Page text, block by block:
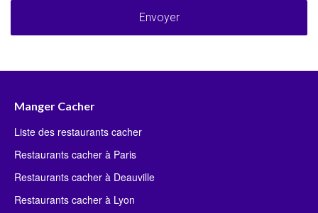
Envoyer
Manger Cacher
Liste des restaurants cacher
Restaurants cacher à Paris
Restaurants cacher à Deauville
Restaurants cacher à Lyon